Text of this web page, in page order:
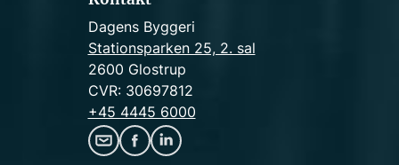
Dagens Byggeri
Stationsparken 25, 2. sal
2600 Glostrup
CVR: 30697812
+45 4445 6000